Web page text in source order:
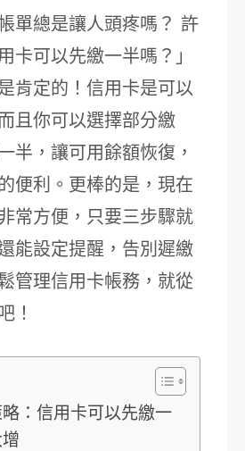
單總是讓人頭疼嗎？ 許
卡可以先繳一半嗎？」
肯定的！信用卡是可以
且你可以選擇部分繳
半，讓可用餘額恢復，
便利。更棒的是，現在
常方便，只要三步驟就
能設定提醒，告別遲繳
管理信用卡帳務，就從
！
：信用卡可以先繳一